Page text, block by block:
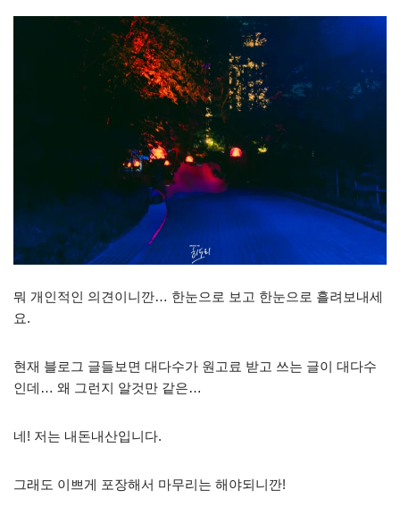
뭐 개인적인 의견이니깐… 한눈으로 보고 한눈으로 흘려보내세
요.
현재 블로그 글들보면 대다수가 원고료 받고 쓰는 글이 대다수
인데… 왜 그런지 알것만 같은…
네! 저는 내돈내산입니다.
그래도 이쁘게 포장해서 마무리는 해야되니깐!